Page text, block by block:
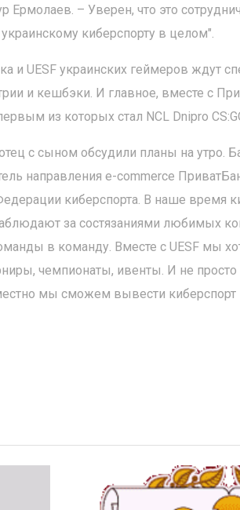
Ермолаев. – Уверен, что это
киберспорту в целом".
и UESF украинских геймеров ждут
и кешбэки. И главное, вместе с
из которых стал NCL Dnipro
с сыном обсудили планы на утро.
направления e-commerce
киберспорта. В наше время
за состязаниями любимых
в команду. Вместе с UESF мы
чемпионаты, ивенты. И не просто
мы сможем вывести киберспорт